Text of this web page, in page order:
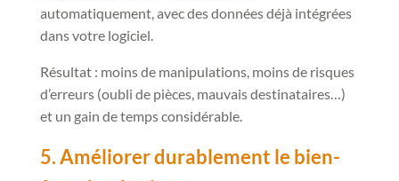
automatiquement, avec des données déjà intégrées
dans votre logiciel.
Résultat : moins de manipulations, moins de risques
d’erreurs (oubli de pièces, mauvais destinataires…)
et un gain de temps considérable.
5. Améliorer durablement le bien-